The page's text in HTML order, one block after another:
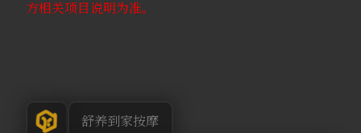
方相关项目说明为准。
舒养到家按摩